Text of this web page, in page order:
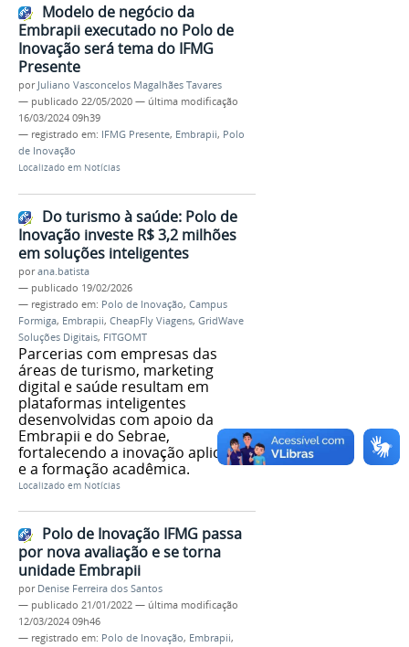
Modelo de negócio da
Embrapii executado no Polo de
Inovação será tema do IFMG
Presente
por Juliano Vasconcelos Magalhães Tavares
— publicado 22/05/2020 — última modificação
16/03/2024 09h39
— registrado em: IFMG Presente, Embrapii, Polo
de Inovação
Localizado em Notícias
Do turismo à saúde: Polo de
Inovação investe R$ 3,2 milhões
em soluções inteligentes
porana.batista
— publicado 19/02/2026
— registrado em: Polo de Inovação, Campus
Formiga, Embrapii, CheapFly Viagens, GridWave
Soluções Digitais, FITGOMT
Parcerias com empresas das
áreas de turismo, marketing
digital e saúde resultam em
plataformas inteligentes
desenvolvidas com apoio da
Embrapii e do Sebrae,
fortalecendo a inovação aplicada
e a formação acadêmica.
Localizado em Notícias
Polo de Inovação IFMG passa
por nova avaliação e se torna
unidade Embrapii
por Denise Ferreira dos Santos
— publicado 21/01/2022 — última modificação
12/03/2024 09h46
— registrado em: Polo de Inovação, Embrapii,